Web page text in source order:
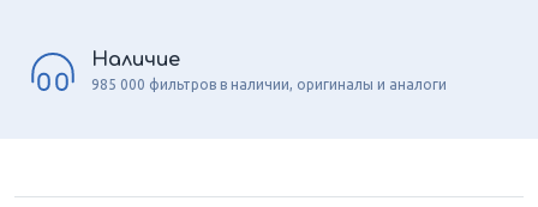
Наличие
985 000 фильтров в наличии, оригиналы и аналоги